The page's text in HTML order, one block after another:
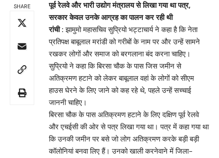
SHARE
पूर्व रेलवे और भारी उद्योग मंत्रालय से लिखा गया था पत्र,
सरकार केवल उनके आग्रह का पालन कर रही थी
रांची : झामुमो महासचिव सुप्रियो भट्टाचार्य ने कहा है कि नेता
प्रतिपक्ष बाबूलाल मरांडी को गरीबों के नाम पर और उन्हें सामने
रखकर लोगों और समाज को बरगलाना बंद करना चाहिए।
सुप्रियो ने कहा कि बिरसा चौक के पास जिस जमीन से
अतिक्रमण हटाने को लेकर बाबूलाल वहां के लोगों को सीएम
हाउस घेरने के लिए जाने को कह रहे थे, पहले उन्हें सच्चाई
जाननी चाहिए।
बिरसा चौक के पास अतिक्रमण हटाने के लिए दक्षिण पूर्व रेलवे
और एचईसी की ओर से पत्र लिखा गया था। पत्र में कहा गया था
कि उनकी जमीन पर बसे जो लोग अतिक्रमण करके बड़ी बड़ी
कॉलोनियां बनवा लिए हैं। उनको खाली करनेवाने में जिला-